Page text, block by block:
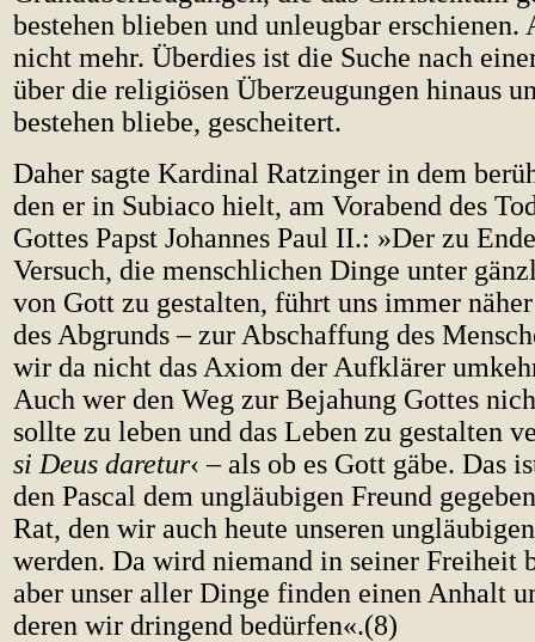
bestehen blieben und unleugbar erschienen.
nicht mehr. Überdies ist die Suche nach
über die religiösen Überzeugungen hinaus
bestehen bliebe, gescheitert.
Daher sagte Kardinal Ratzinger in dem
den er in Subiaco hielt, am Vorabend des
Gottes Papst Johannes Paul II.: »Der zu
Versuch, die menschlichen Dinge unter
von Gott zu gestalten, führt uns immer
des Abgrunds – zur Abschaffung des
wir da nicht das Axiom der Aufklärer
Auch wer den Weg zur Bejahung Gottes
sollte zu leben und das Leben zu gestalten
si Deus daretur‹ – als ob es Gott gäbe. Das
den Pascal dem ungläubigen Freund
Rat, den wir auch heute unseren
werden. Da wird niemand in seiner Freiheit
aber unser aller Dinge finden einen Anhalt
deren wir dringend bedürfen«.(8)